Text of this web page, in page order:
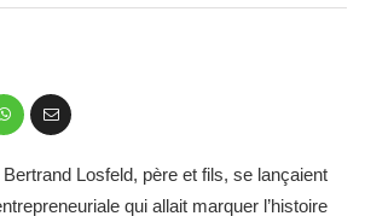
Losfeld, père et fils, se lançaient
qui allait marquer l’histoire